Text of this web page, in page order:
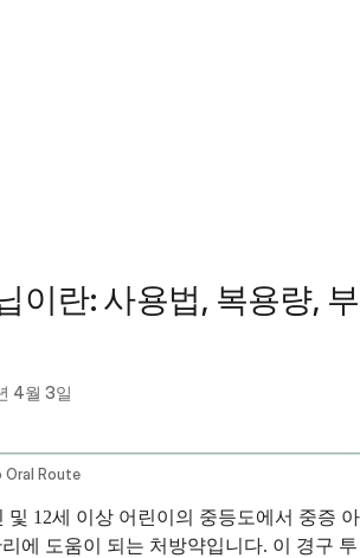
이란: 사용법, 복용량, 부
4월 3일
Route
및 12세 이상 어린이의 중등도에서 중증 아
에 도움이 되는 처방약입니다. 이 경구 투